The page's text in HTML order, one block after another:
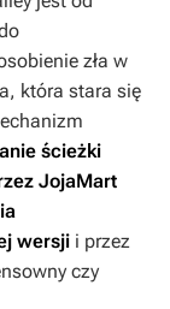
zła w
która stara się
ścieżki
JojaMart
wersji i przez
czy